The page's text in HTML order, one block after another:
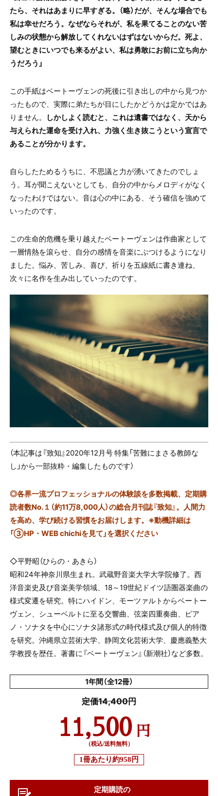
たら、それはあまりに早すぎる。（略）だが、そんな場合でも
私は幸せだろう。なぜならそれが、私を果てることのない苦
しみの状態から解放してくれないはずはないからだ。死よ、
望むときにいつでも来るがよい、私は勇敢にお前に立ち向か
うだろう」
この手紙はベートーヴェンの死後に引き出しの中から見つか
ったもので、実際に弟たちが目にしたかどうかは定かではあ
りません。 しかしよく読むと、これは遺書ではなく、天から
与えられた運命を受け入れ、力強く生き抜こうという宣言で
あることが分かります。
自らしたためるうちに、不思議と力が湧いてきたのでしょ
う。耳が聞こえないとしても、自分の中からメロディがなく
なったわけではない。音は心の中にある、そう確信を強めて
いったのです。
この生命的危機を乗り越えたベートーヴェンは作曲家として
一層情熱を滾らせ、自分の感情を音楽にぶつけるようになり
ました。悩み、苦しみ、喜び、祈りを五線紙に書き連ね、
次々に名作を生み出していったのです。
（本記事は『致知』2020年12月号 特集「苦難にまさる教師な
し」から一部抜粋・編集したものです）
◎各界一流プロフェッショナルの体験談を多数掲載、定期購
読者数No.１（約11万8,000人）の総合月刊誌『致知』。人間力
を高め、学び続ける習慣をお届けします。※動機詳細は
「③HP・WEB chichiを見て」を選択ください
◇平野昭（ひらの・あきら）
昭和24年神奈川県生まれ。武蔵野音楽大学大学院修了。西
洋音楽史及び音楽美学領域、 18～19世紀ドイツ語圏器楽曲の
様式変遷を研究。特にハイドン、モーツァルトからベートー
ヴェン、シューベルトに至る交響曲、弦楽四重奏曲、ピア
ノ・ソナタを中心にソナタ諸形式の時代様式及び個人的特徴
を研究。沖縄県立芸術大学、静岡文化芸術大学、慶應義塾大
学教授を歴任。著書に『ベートーヴェン』（新潮社）など多数。
1年間（全12冊）
定価14,400円
11,500 円
（税込/送料無料）
1冊あたり約958円
定期購読の